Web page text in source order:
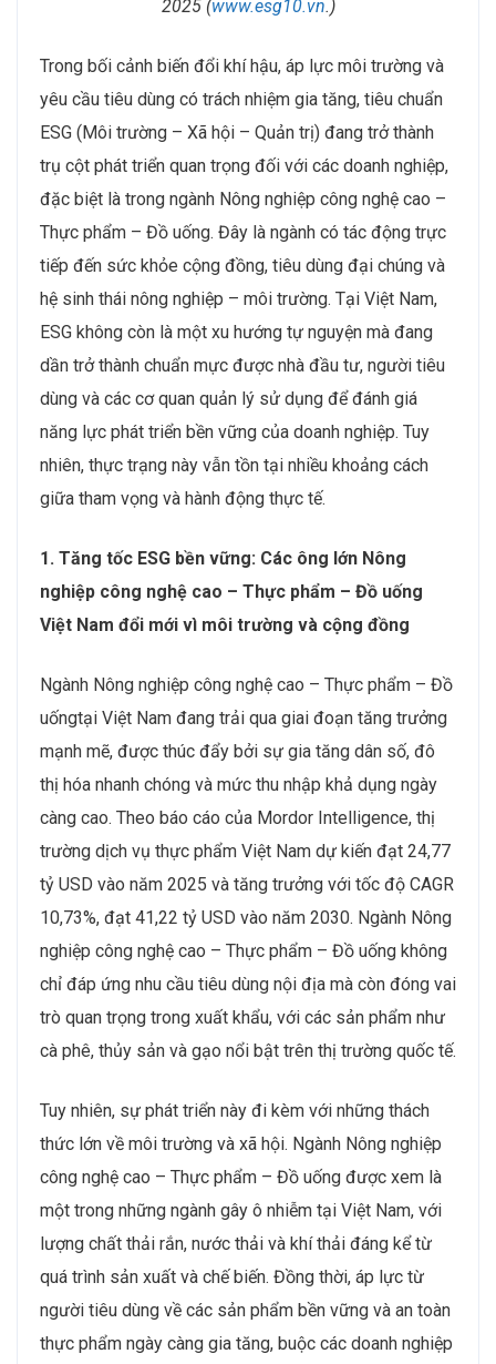
2025 (www.esg10.vn.)
Trong bối cảnh biến đổi khí hậu, áp lực môi trường và
yêu cầu tiêu dùng có trách nhiệm gia tăng, tiêu chuẩn
ESG (Môi trường – Xã hội – Quản trị) đang trở thành
trụ cột phát triển quan trọng đối với các doanh nghiệp,
đặc biệt là trong ngành Nông nghiệp công nghệ cao –
Thực phẩm – Đồ uống. Đây là ngành có tác động trực
tiếp đến sức khỏe cộng đồng, tiêu dùng đại chúng và
hệ sinh thái nông nghiệp – môi trường. Tại Việt Nam,
ESG không còn là một xu hướng tự nguyện mà đang
dần trở thành chuẩn mực được nhà đầu tư, người tiêu
dùng và các cơ quan quản lý sử dụng để đánh giá
năng lực phát triển bền vững của doanh nghiệp. Tuy
nhiên, thực trạng này vẫn tồn tại nhiều khoảng cách
giữa tham vọng và hành động thực tế.
1. Tăng tốc ESG bền vững: Các ông lớn Nông
nghiệp công nghệ cao – Thực phẩm – Đồ uống
Việt Nam đổi mới vì môi trường và cộng đồng
Ngành Nông nghiệp công nghệ cao – Thực phẩm – Đồ
uốngtại Việt Nam đang trải qua giai đoạn tăng trưởng
mạnh mẽ, được thúc đẩy bởi sự gia tăng dân số, đô
thị hóa nhanh chóng và mức thu nhập khả dụng ngày
càng cao. Theo báo cáo của Mordor Intelligence, thị
trường dịch vụ thực phẩm Việt Nam dự kiến đạt 24,77
tỷ USD vào năm 2025 và tăng trưởng với tốc độ CAGR
10,73%, đạt 41,22 tỷ USD vào năm 2030. Ngành Nông
nghiệp công nghệ cao – Thực phẩm – Đồ uống không
chỉ đáp ứng nhu cầu tiêu dùng nội địa mà còn đóng vai
trò quan trọng trong xuất khẩu, với các sản phẩm như
cà phê, thủy sản và gạo nổi bật trên thị trường quốc tế.
Tuy nhiên, sự phát triển này đi kèm với những thách
thức lớn về môi trường và xã hội. Ngành Nông nghiệp
công nghệ cao – Thực phẩm – Đồ uống được xem là
một trong những ngành gây ô nhiễm tại Việt Nam, với
lượng chất thải rắn, nước thải và khí thải đáng kể từ
quá trình sản xuất và chế biến. Đồng thời, áp lực từ
người tiêu dùng về các sản phẩm bền vững và an toàn
thực phẩm ngày càng gia tăng, buộc các doanh nghiệp